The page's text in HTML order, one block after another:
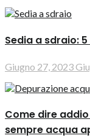
Sedia a sdraio:
Giugno 27, 2023
Come dire
sempre acqua